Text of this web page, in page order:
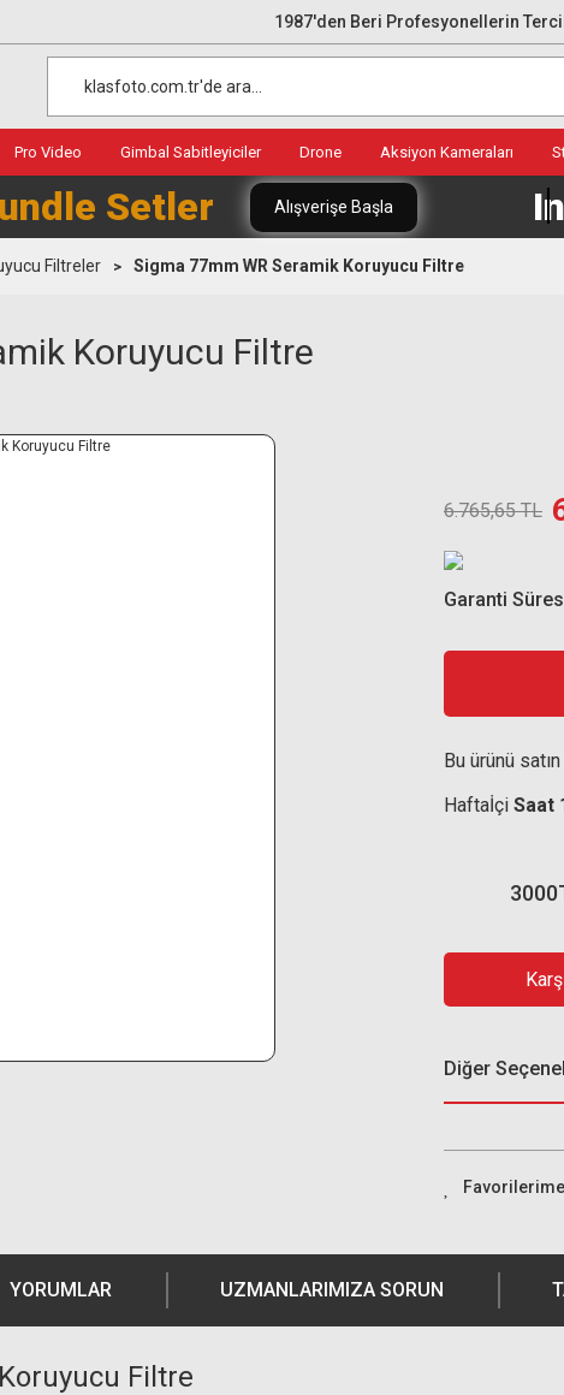
1987'den Beri Profesyonellerin
Pro Video Gimbal Sabitleyiciler Drone Aksiyon Kameraları
Setler Alışverişe Başla
Filtreler Sigma 77mm WR Seramik Koruyucu Filtre
Koruyucu Filtre
6.765,65 TL
Garanti
Bu ürünü satın
Haftaİçi Saat
Diğer
YORUMLAR UZMANLARIMIZA SORUN
Filtre